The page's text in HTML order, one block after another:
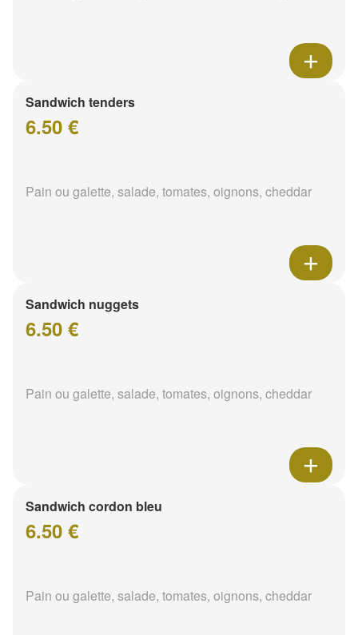
Sandwich tenders
6.50 €
Pain ou galette, salade, tomates, oignons, cheddar
Sandwich nuggets
6.50 €
Pain ou galette, salade, tomates, oignons, cheddar
Sandwich cordon bleu
6.50 €
Pain ou galette, salade, tomates, oignons, cheddar